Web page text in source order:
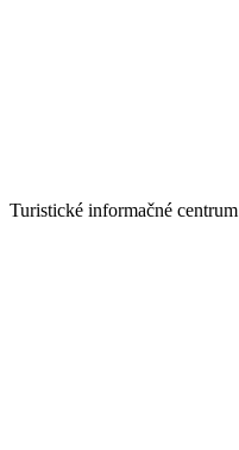
Turistické informačné centrum